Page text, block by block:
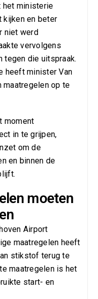
het ministerie
kijken en beter
niet werd
vervolgens
tegen die uitspraak.
heeft minister Van
maatregelen op te
moment
in te grijpen,
om de
en binnen de
moeten
Airport
maatregelen heeft
stikstof terug te
maatregelen is het
start- en